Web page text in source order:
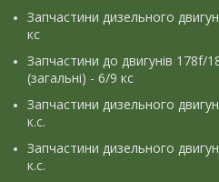
Запчастини дизельного
кс
Запчастини до двигунів 178f/
(загальні) - 6/9 кс
Запчастини дизельного
к.с.
Запчастини дизельного
к.с.